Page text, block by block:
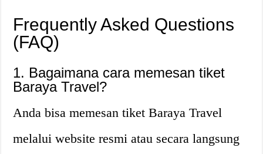
Frequently Asked Questions
(FAQ)
1. Bagaimana cara memesan tiket
Baraya Travel?
Anda bisa memesan tiket Baraya Travel
melalui website resmi atau secara langsung